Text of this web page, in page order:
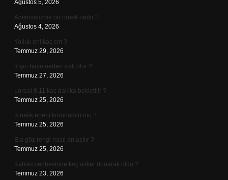
Ağustos 5, 2026
Amensalizme bir örnek nedir ?
Ağustos 4, 2026
Yolluk eni kaç cm ?
Temmuz 29, 2026
Kışın hava neden sisli olur ?
Temmuz 27, 2026
Loreal 8.11 kaç dakika bekletilir ?
Temmuz 25, 2026
Kinetik enerji korunumlu mu ?
Temmuz 25, 2026
Ela göz rengi nasıl anlaşılır ?
Temmuz 25, 2026
Kafkas cephesinde kaç asker donarak öldü ?
Temmuz 23, 2026